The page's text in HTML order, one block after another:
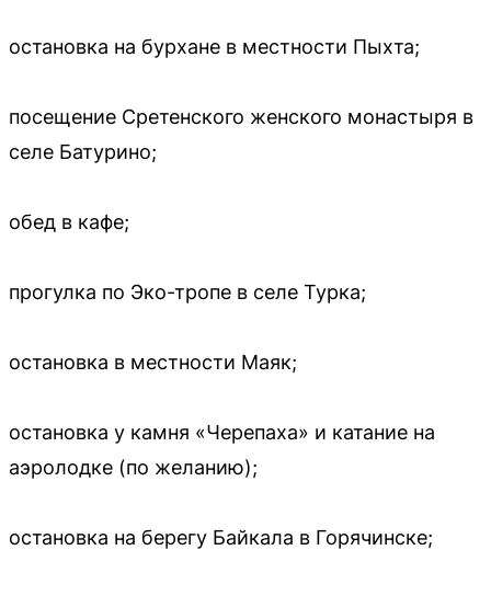
остановка на бурхане в местности Пыхта;
посещение Сретенского женского монастыря в
селе Батурино;
обед в кафе;
прогулка по Эко-тропе в селе Турка;
остановка в местности Маяк;
остановка у камня «Черепаха» и катание на
аэролодке (по желанию);
остановка на берегу Байкала в Горячинске;